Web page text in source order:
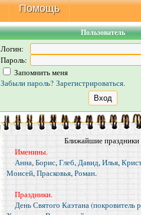
Помощь
Пользователь
Логин:
Пароль:
Запомнить меня
Забыли пароль? Зарегистрироваться.
Ближайшие праздники
Именины.
Анна,Борис,Глеб,Давид,Илья,
Моисей,Прасковья,Роман.
Праздники.
День Святого Каэтана (покровитель